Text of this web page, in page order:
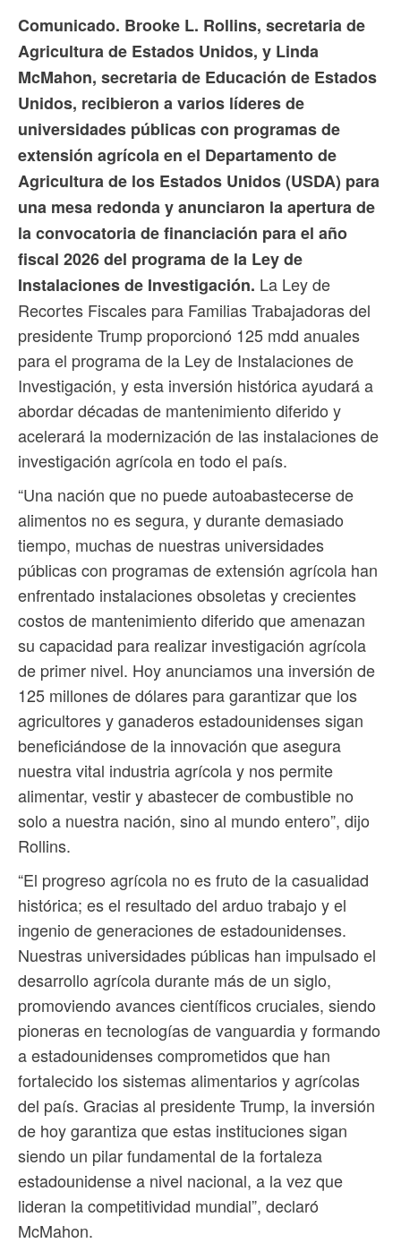
Comunicado. Brooke L. Rollins, secretaria de
Agricultura de Estados Unidos, y Linda
McMahon, secretaria de Educación de Estados
Unidos, recibieron a varios líderes de
universidades públicas con programas de
extensión agrícola en el Departamento de
Agricultura de los Estados Unidos (USDA) para
una mesa redonda y anunciaron la apertura de
la convocatoria de financiación para el año
fiscal 2026 del programa de la Ley de
Instalaciones de Investigación. La Ley de
Recortes Fiscales para Familias Trabajadoras del
presidente Trump proporcionó 125 mdd anuales
para el programa de la Ley de Instalaciones de
Investigación, y esta inversión histórica ayudará a
abordar décadas de mantenimiento diferido y
acelerará la modernización de las instalaciones de
investigación agrícola en todo el país.
“Una nación que no puede autoabastecerse de
alimentos no es segura, y durante demasiado
tiempo, muchas de nuestras universidades
públicas con programas de extensión agrícola han
enfrentado instalaciones obsoletas y crecientes
costos de mantenimiento diferido que amenazan
su capacidad para realizar investigación agrícola
de primer nivel. Hoy anunciamos una inversión de
125 millones de dólares para garantizar que los
agricultores y ganaderos estadounidenses sigan
beneficiándose de la innovación que asegura
nuestra vital industria agrícola y nos permite
alimentar, vestir y abastecer de combustible no
solo a nuestra nación, sino al mundo entero”, dijo
Rollins.
“El progreso agrícola no es fruto de la casualidad
histórica; es el resultado del arduo trabajo y el
ingenio de generaciones de estadounidenses.
Nuestras universidades públicas han impulsado el
desarrollo agrícola durante más de un siglo,
promoviendo avances científicos cruciales, siendo
pioneras en tecnologías de vanguardia y formando
a estadounidenses comprometidos que han
fortalecido los sistemas alimentarios y agrícolas
del país. Gracias al presidente Trump, la inversión
de hoy garantiza que estas instituciones sigan
siendo un pilar fundamental de la fortaleza
estadounidense a nivel nacional, a la vez que
lideran la competitividad mundial”, declaró
McMahon.